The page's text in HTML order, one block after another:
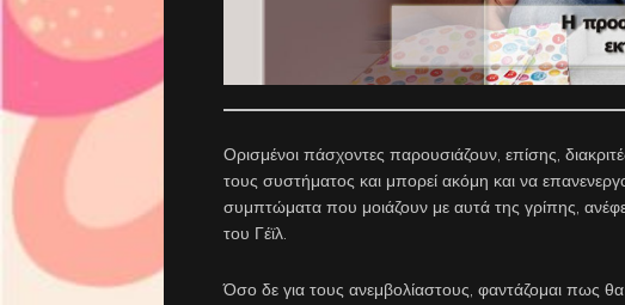
Ορισμένοι πάσχοντες παρουσιάζουν, επίσης,
τους συστήματος και μπορεί ακόμη και να
συμπτώματα που μοιάζουν με αυτά της γρίπης,
του Γέϊλ.
Όσο δε για τους ανεμβολίαστους, φαντάζομαι πως